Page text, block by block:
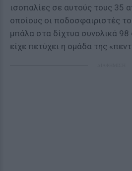
ισοπαλίες σε αυτούς τους 35
οποίους οι ποδοσφαιριστές
μπάλα στα δίχτυα συνολικά
είχε πετύχει η ομάδα της